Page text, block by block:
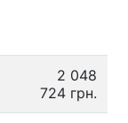
2 048
724 грн.